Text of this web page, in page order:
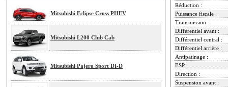
Mitsubishi Eclipse Cross PHEV
Mitsubishi L200 Club Cab
Mitsubishi Pajero Sport DI-D
Réduction :
Puissance fiscale :
Transmission :
Différentiel avant :
Différentiel central :
Différentiel arrière :
Antipatinage :
ESP :
Direction :
Suspension avant :